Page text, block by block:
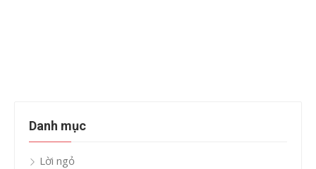
Danh mục
Lời ngỏ